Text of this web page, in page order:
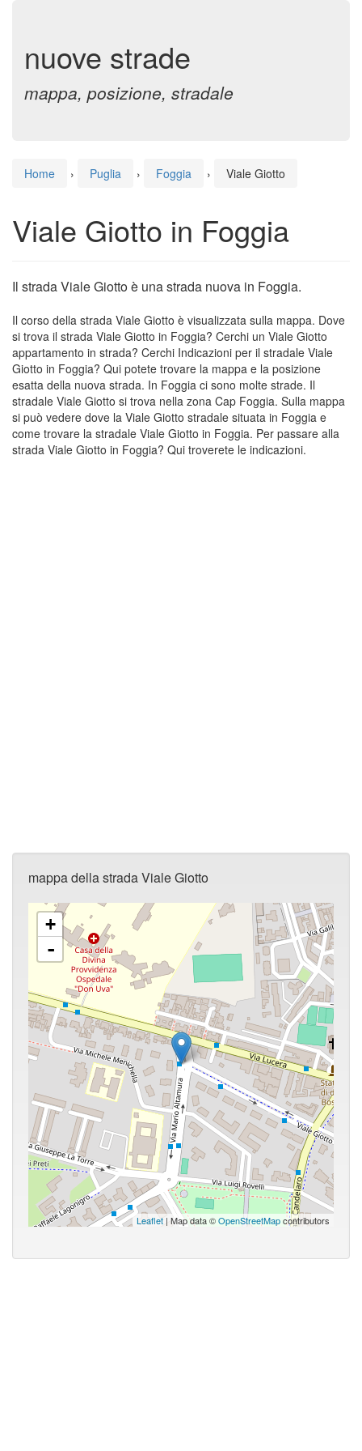
nuove strade
mappa, posizione, stradale
Home › Puglia › Foggia › Viale Giotto
Viale Giotto in Foggia
Il strada Viale Giotto è una strada nuova in Foggia.
Il corso della strada Viale Giotto è visualizzata sulla mappa. Dove
si trova il strada Viale Giotto in Foggia? Cerchi un Viale Giotto
appartamento in strada? Cerchi Indicazioni per il stradale Viale
Giotto in Foggia? Qui potete trovare la mappa e la posizione
esatta della nuova strada. In Foggia ci sono molte strade. Il
stradale Viale Giotto si trova nella zona Cap Foggia. Sulla mappa
si può vedere dove la Viale Giotto stradale situata in Foggia e
come trovare la stradale Viale Giotto in Foggia. Per passare alla
strada Viale Giotto in Foggia? Qui troverete le indicazioni.
mappa della strada Viale Giotto
+
-
Leaflet | Map data ©OpenStreetMapcontributors